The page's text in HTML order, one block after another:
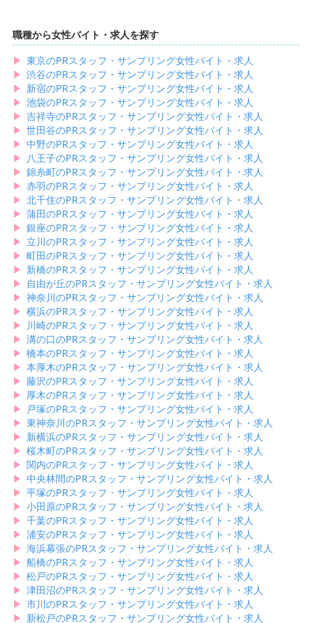
職種から女性バイト・求人を探す
▶︎ 東京のPRスタッフ・サンプリング女性バイト・求人
▶︎ 渋谷のPRスタッフ・サンプリング女性バイト・求人
▶︎ 新宿のPRスタッフ・サンプリング女性バイト・求人
▶︎ 池袋のPRスタッフ・サンプリング女性バイト・求人
▶︎ 吉祥寺のPRスタッフ・サンプリング女性バイト・求人
▶︎ 世田谷のPRスタッフ・サンプリング女性バイト・求人
▶︎ 中野のPRスタッフ・サンプリング女性バイト・求人
▶︎ 八王子のPRスタッフ・サンプリング女性バイト・求人
▶︎ 錦糸町のPRスタッフ・サンプリング女性バイト・求人
▶︎ 赤羽のPRスタッフ・サンプリング女性バイト・求人
▶︎ 北千住のPRスタッフ・サンプリング女性バイト・求人
▶︎ 蒲田のPRスタッフ・サンプリング女性バイト・求人
▶︎ 銀座のPRスタッフ・サンプリング女性バイト・求人
▶︎ 立川のPRスタッフ・サンプリング女性バイト・求人
▶︎ 町田のPRスタッフ・サンプリング女性バイト・求人
▶︎ 新橋のPRスタッフ・サンプリング女性バイト・求人
▶︎ 自由が丘のPRスタッフ・サンプリング女性バイト・求人
▶︎ 神奈川のPRスタッフ・サンプリング女性バイト・求人
▶︎ 横浜のPRスタッフ・サンプリング女性バイト・求人
▶︎
川崎のPRスタッフ・サンプリング女性バイト・求人
▶︎ 溝の口のPRスタッフ・サンプリング女性バイト・求人
▶︎ 橋本のPRスタッフ・サンプリング女性バイト・求人
▶︎ 本厚木のPRスタッフ・サンプリング女性バイト・求人
▶︎ 藤沢のPRスタッフ・サンプリング女性バイト・求人
▶︎ 厚木のPRスタッフ・サンプリング女性バイト・求人
▶︎
戸塚のPRスタッフ・サンプリング女性バイト・求人
▶︎ 東神奈川のPRスタッフ・サンプリング女性バイト・求人
▶︎ 新横浜のPRスタッフ・サンプリング女性バイト・求人
▶︎ 桜木町のPRスタッフ・サンプリング女性バイト・求人
▶︎ 関内のPRスタッフ・サンプリング女性バイト・求人
▶︎ 中央林間のPRスタッフ・サンプリング女性バイト・求人
▶︎ 平塚のPRスタッフ・サンプリング女性バイト・求人
▶︎ 小田原のPRスタッフ・サンプリング女性バイト・求人
▶︎ 千葉のPRスタッフ・サンプリング女性バイト・求人
▶︎ 浦安のPRスタッフ・サンプリング女性バイト・求人
▶︎ 海浜幕張のPRスタッフ・サンプリング女性バイト・求人
▶︎ 船橋のPRスタッフ・サンプリング女性バイト・求人
▶︎ 松戸のPRスタッフ・サンプリング女性バイト・求人
▶︎ 津田沼のPRスタッフ・サンプリング女性バイト・求人
▶︎ 市川のPRスタッフ・サンプリング女性バイト・求人
▶︎ 新松戸のPRスタッフ・サンプリング女性バイト・求人